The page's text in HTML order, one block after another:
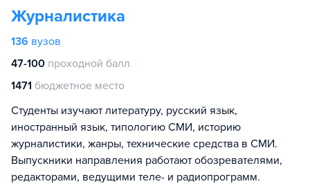
Журналистика
136 вузов
47-100 проходной балл
1471 бюджетное место
Студенты изучают литературу, русский язык,
иностранный язык, типологию СМИ, историю
журналистики, жанры, технические средства в СМИ.
Выпускники направления работают обозревателями,
редакторами, ведущими теле- и радиопрограмм.